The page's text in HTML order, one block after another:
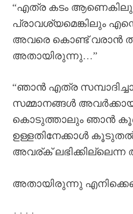
“എത്ര കടം
പ്രാവശ്യമെങ്കിലും
അവരെ കൊണ്ട് വരാൻ
അതായിരുന്നു…”
“ഞാൻ എത്ര
സമ്മാനങ്ങൾ
കൊടുത്താലും ഞാൻ
ഉള്ളതിനേക്കാൾ
അവര്ക് ലഭിക്കില്ലെന്ന
അതായിരുന്നു